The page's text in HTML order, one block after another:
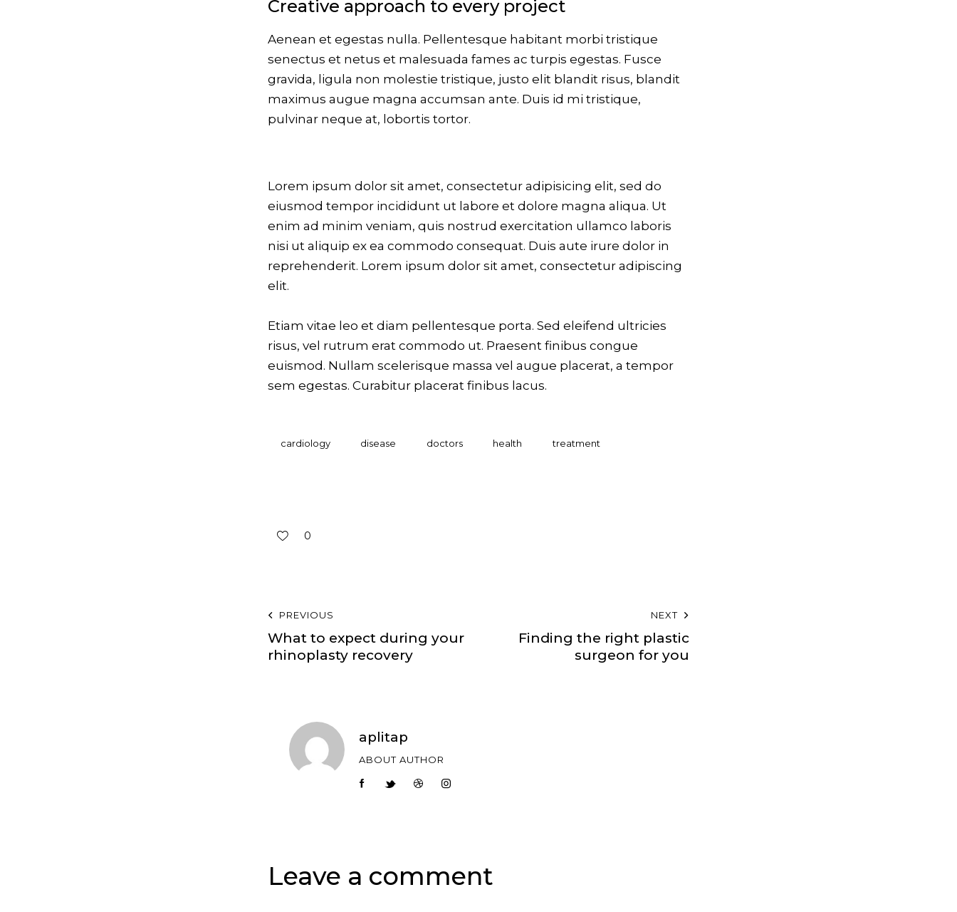
Creative approach to every project
Aenean et egestas nulla. Pellentesque habitant morbi tristique
senectus et netus et malesuada fames ac turpis egestas. Fusce
gravida, ligula non molestie tristique, justo elit blandit risus, blandit
maximus augue magna accumsan ante. Duis id mi tristique,
pulvinar neque at, lobortis tortor.
Lorem ipsum dolor sit amet, consectetur adipisicing elit, sed do
eiusmod tempor incididunt ut labore et dolore magna aliqua. Ut
enim ad minim veniam, quis nostrud exercitation ullamco laboris
nisi ut aliquip ex ea commodo consequat. Duis aute irure dolor in
reprehenderit. Lorem ipsum dolor sit amet, consectetur adipiscing
elit.
Etiam vitae leo et diam pellentesque porta. Sed eleifend ultricies
risus, vel rutrum erat commodo ut. Praesent finibus congue
euismod. Nullam scelerisque massa vel augue placerat, a tempor
sem egestas. Curabitur placerat finibus lacus.
cardiology disease doctors health treatment
0
PREVIOUS
What to expect during your
rhinoplasty recovery
NEXT
Finding the right plastic
surgeon for you
aplitap
ABOUT AUTHOR
Leave a comment